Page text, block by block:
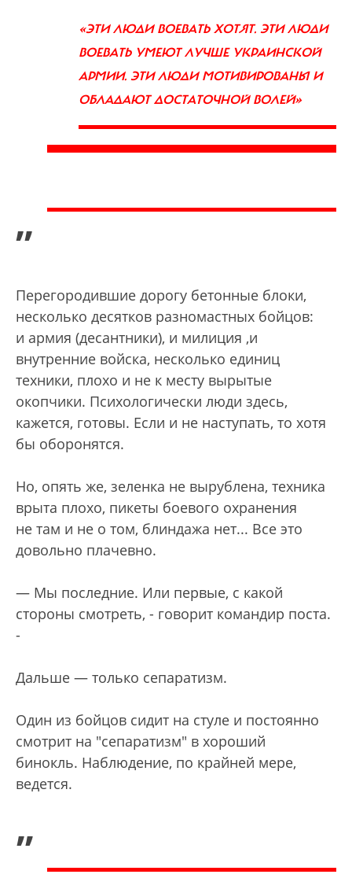
«ЭТИ ЛЮДИ ВОЕВАТЬ ХОТЯТ. ЭТИ ЛЮДИ
ВОЕВАТЬ УМЕЮТ ЛУЧШЕ УКРАИНСКОЙ
АРМИИ. ЭТИЛЮДИ МОТИВИРОВАНЫ И
ОБЛАДАЮТ ДОСТАТОЧНОЙ ВОЛЕЙ»
”
Перегородившие дорогу бетонные блоки,
несколько десятков разномастных бойцов:
и армия (десантники), и милиция ,и
внутренние войска, несколько единиц
техники, плохо и не к месту вырытые
окопчики. Психологически люди здесь,
кажется, готовы. Если и не наступать, то хотя
бы оборонятся.
Но, опять же, зеленка не вырублена, техника
врыта плохо, пикеты боевого охранения
не там и не о том, блиндажа нет... Все это
довольно плачевно.
— Мы последние. Или первые, с какой
стороны смотреть, - говорит командир поста.
-
Дальше — только сепаратизм.
Один из бойцов сидит на стуле и постоянно
смотрит на "сепаратизм" в хороший
бинокль. Наблюдение, по крайней мере,
ведется.
„